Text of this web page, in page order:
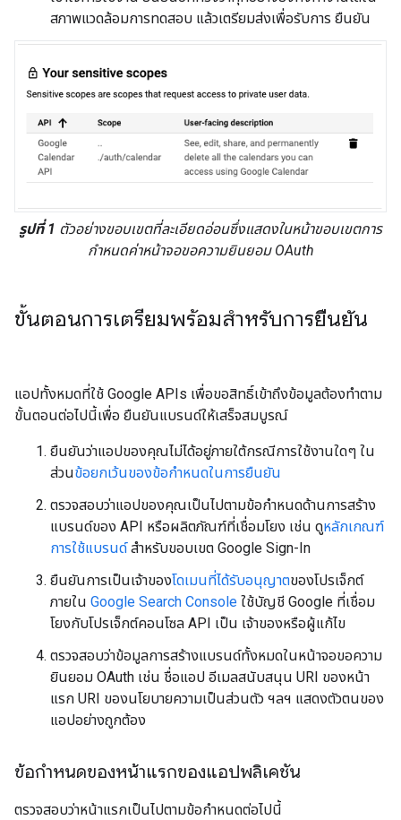
สภาพแวดล้อมการทดสอบ แล้วเตรียมส่งเพื่อรับการ ยืนยัน
รูปที่ 1 ตัวอย่างขอบเขตที่ละเอียดอ่อนซึ่งแสดงในหน้าขอบเขตการ
กำหนดค่าหน้าจอขอความยินยอม OAuth
ขั้นตอนการเตรียมพร้อมสำหรับการยืนยัน
แอปทั้งหมดที่ใช้ Google APIs เพื่อขอสิทธิ์เข้าถึงข้อมูลต้องทำตาม
ขั้นตอนต่อไปนี้เพื่อ ยืนยันแบรนด์ให้เสร็จสมบูรณ์
ยืนยันว่าแอปของคุณไม่ได้อยู่ภายใต้กรณีการใช้งานใดๆ ใน
ส่วนข้อยกเว้นของข้อกำหนดในการยืนยัน
ตรวจสอบว่าแอปของคุณเป็นไปตามข้อกำหนดด้านการสร้าง
แบรนด์ของ API หรือผลิตภัณฑ์ที่เชื่อมโยง เช่น ดูหลักเกณฑ์
การใช้แบรนด์สำหรับขอบเขต Google Sign-In
ยืนยันการเป็นเจ้าของโดเมนที่ได้รับอนุญาตของโปรเจ็กต์
ภายใน Google Search Console ใช้บัญชี Google ที่เชื่อม
โยงกับโปรเจ็กต์คอนโซล API เป็น เจ้าของหรือผู้แก้ไข
ตรวจสอบว่าข้อมูลการสร้างแบรนด์ทั้งหมดในหน้าจอขอความ
ยินยอม OAuth เช่น ชื่อแอป อีเมลสนับสนุน URI ของหน้า
แรก URI ของนโยบายความเป็นส่วนตัว ฯลฯ แสดงตัวตนของ
แอปอย่างถูกต้อง
ข้อกำหนดของหน้าแรกของแอปพลิเคชัน
ตรวจสอบว่าหน้าแรกเป็นไปตามข้อกำหนดต่อไปนี้